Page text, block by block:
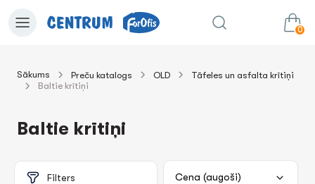
0
uz grozu
Sākums Preču katalogs OLD
Tāfeles un asfalta krītiņi
Baltie krītiņi
Baltie krītiņi
Filters